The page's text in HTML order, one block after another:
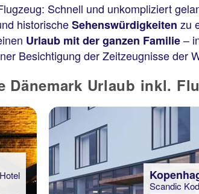
Schnell und unkompliziert
historischeSehenswürdigkeiten zu
Urlaub mit der ganzen Familie–
Besichtigung der Zeitzeugnisse der
Dänemark Urlaub inkl.
Scandic